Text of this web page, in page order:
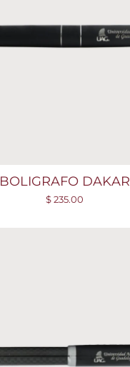
BOLIGRAFO DAKAR
$ 235.00